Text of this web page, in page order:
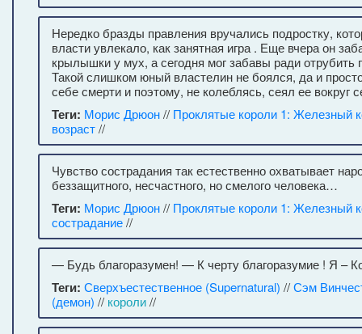
Нередко бразды правления вручались подростку,
власти увлекало, как занятная игра . Еще вчера он
крылышки у мух, а сегодня мог забавы ради отрубить
Такой слишком юный властелин не боялся, да и
себе смерти и поэтому, не колеблясь, сеял ее вокруг
Теги: Морис Дрюон// Проклятые короли 1: Железный
возраст//
Чувство сострадания так естественно охватывает
беззащитного, несчастного, но смелого человека…
Теги: Морис Дрюон// Проклятые короли 1: Железный
сострадание//
— Будь благоразумен! — К черту благоразумие ! Я –
Теги: Сверхъестественное (Supernatural) //Сэм
(демон) // короли//